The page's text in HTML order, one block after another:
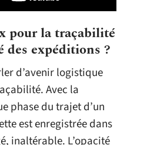
pour la traçabilité
des expéditions ?
d’avenir logistique
Avec la
phase du trajet d’un
est enregistrée dans
inaltérable. L’opacité